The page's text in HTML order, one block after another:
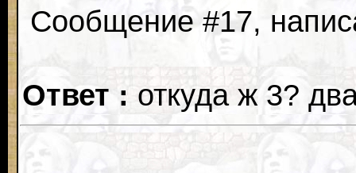
Сообщение #17,
Ответ : откуда ж 3?